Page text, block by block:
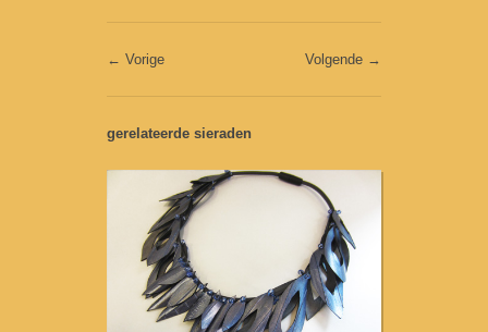
← Vorige Volgende →
gerelateerde sieraden